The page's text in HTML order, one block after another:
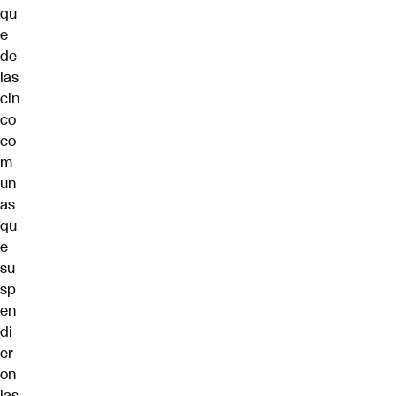
qu
e
de
las
cin
co
co
m
un
as
qu
e
su
sp
en
di
er
on